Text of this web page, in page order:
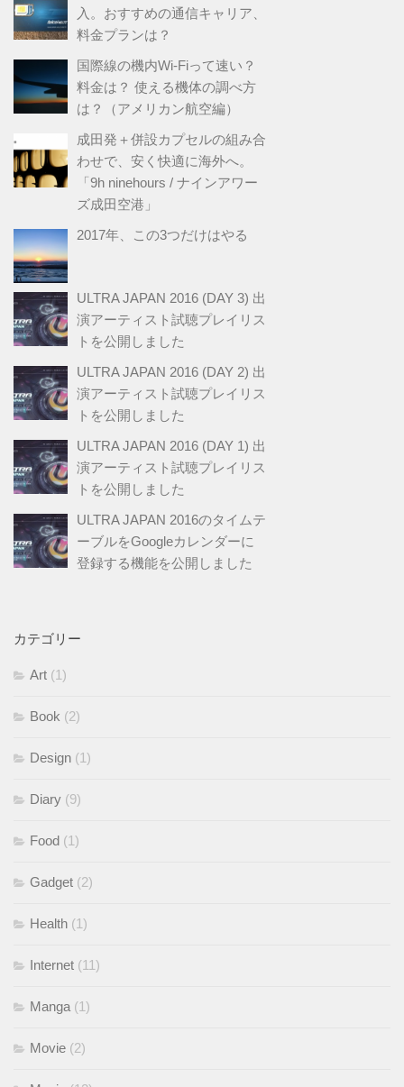
入。おすすめの通信キャリア、
料金プランは？
国際線の機内Wi-Fiって速い？
料金は？ 使える機体の調べ方
は？（アメリカン航空編）
成田発＋併設カプセルの組み合
わせで、安く快適に海外へ。
「9h ninehours / ナインアワー
ズ成田空港」
2017年、この3つだけはやる
ULTRA JAPAN 2016 (DAY 3) 出
演アーティスト試聴プレイリス
トを公開しました
ULTRA JAPAN 2016 (DAY 2) 出
演アーティスト試聴プレイリス
トを公開しました
ULTRA JAPAN 2016 (DAY 1) 出
演アーティスト試聴プレイリス
トを公開しました
ULTRA JAPAN 2016のタイムテ
ーブルをGoogleカレンダーに
登録する機能を公開しました
カテゴリー
Art (1)
Book (2)
Design (1)
Diary (9)
Food (1)
Gadget (2)
Health (1)
Internet (11)
Manga (1)
Movie (2)